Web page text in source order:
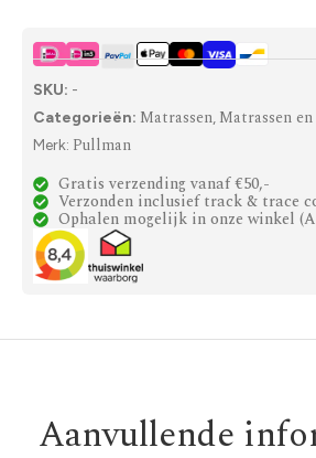
SKU: -
Categorieën: Matrassen, Matrassen
Merk: Pullman
Gratis verzending vanaf €50,-
Verzonden inclusief track & trace
Ophalen mogelijk in onze winkel
Aanvullende